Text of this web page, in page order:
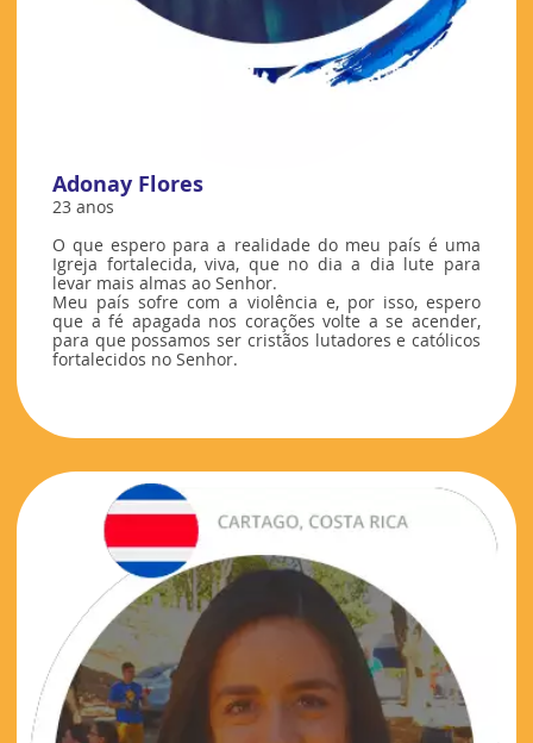
Adonay Flores
23 anos
O que espero para a realidade do meu país é uma
Igreja fortalecida, viva, que no dia a dia lute para
levar mais almas ao Senhor.
Meu país sofre com a violência e, por isso, espero
que a fé apagada nos corações volte a se acender,
para que possamos ser cristãos lutadores e católicos
fortalecidos no Senhor.